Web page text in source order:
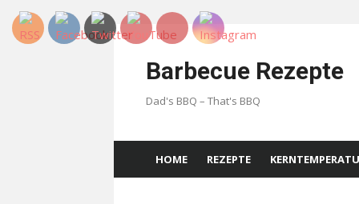
Skip
Barbecue Rezepte
Dad's BBQ – That's BBQ
HOME REZEPTE